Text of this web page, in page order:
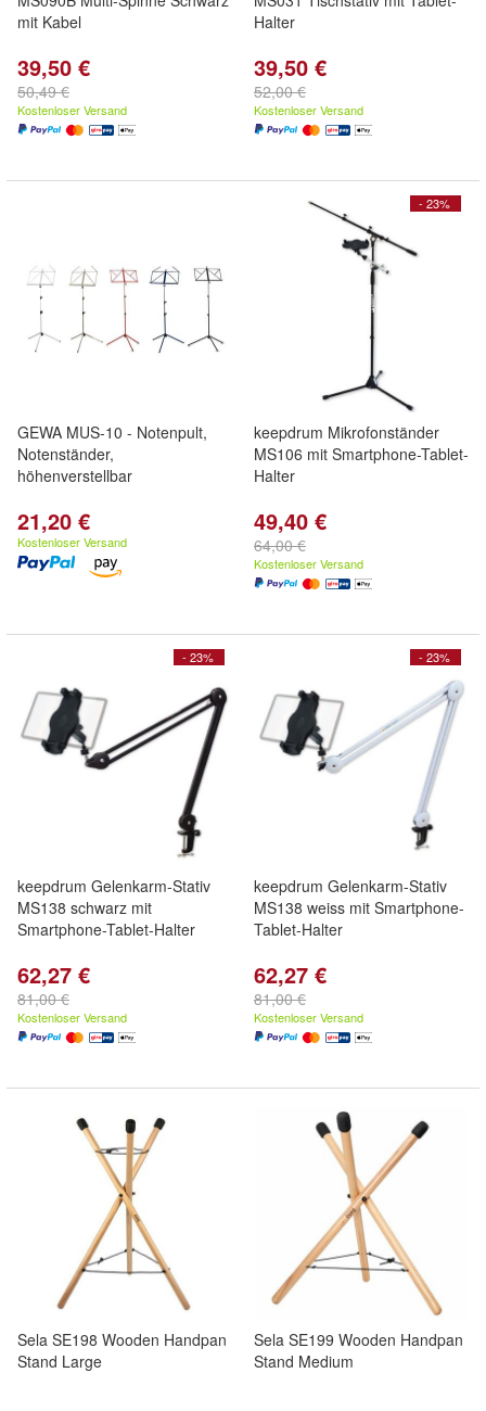
mit Kabel
39,50 €
50,49 €
Kostenloser Versand
Halter
39,50 €
52,00 €
Kostenloser Versand
GEWA MUS-10 - Notenpult,
Notenständer,
höhenverstellbar
21,20 €
Kostenloser Versand
- 23%
keepdrum Mikrofonständer
MS106 mit Smartphone-Tablet-
Halter
49,40 €
64,00 €
Kostenloser Versand
- 23%
keepdrum Gelenkarm-Stativ
MS138 schwarz mit
Smartphone-Tablet-Halter
62,27 €
81,00 €
Kostenloser Versand
- 23%
keepdrum Gelenkarm-Stativ
MS138 weiss mit Smartphone-
Tablet-Halter
62,27 €
81,00 €
Kostenloser Versand
Sela SE198 Wooden Handpan
Stand Large
Sela SE199 Wooden Handpan
Stand Medium